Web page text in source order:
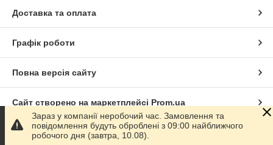
Доставка та оплата
Графік роботи
Повна версія сайту
Сайт створено на маркетплейсі Prom.ua
Політика конфіденційності
Зараз у компанії неробочий час. Замовлення та
повідомлення будуть оброблені з 09:00 найближчого
робочого дня (завтра, 10.08).